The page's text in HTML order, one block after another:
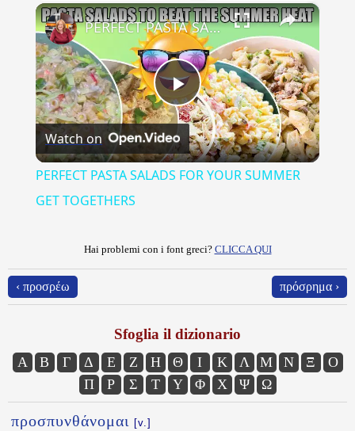
Play Unmute Fullscreen ×
Play
Video
PERFECT PASTA SALADS FOR YOUR SUMMER GET TOGETHERS
Watch on
PERFECT PASTA SALADS FOR YOUR SUMMER
GET TOGETHERS
Hai problemi con i font greci? CLICCA QUI
‹ προσρέω πρόσρημα ›
Sfoglia il dizionario
Α Β Γ Δ Ε Ζ Η Θ Ι Κ Λ Μ Ν Ξ
Ο
Π
Ρ Σ Τ Υ Φ Χ Ψ Ω
προσπυνθάνομαι [v.]